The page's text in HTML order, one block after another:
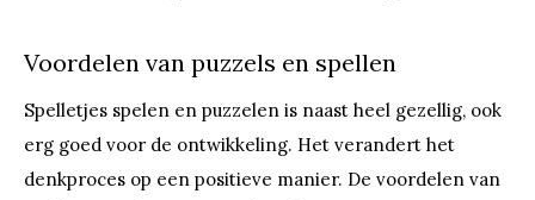
Voordelen van puzzels en spellen
Spelletjes spelen en puzzelen is naast heel gezellig, ook
erg goed voor de ontwikkeling. Het verandert het
denkproces op een positieve manier. De voordelen van